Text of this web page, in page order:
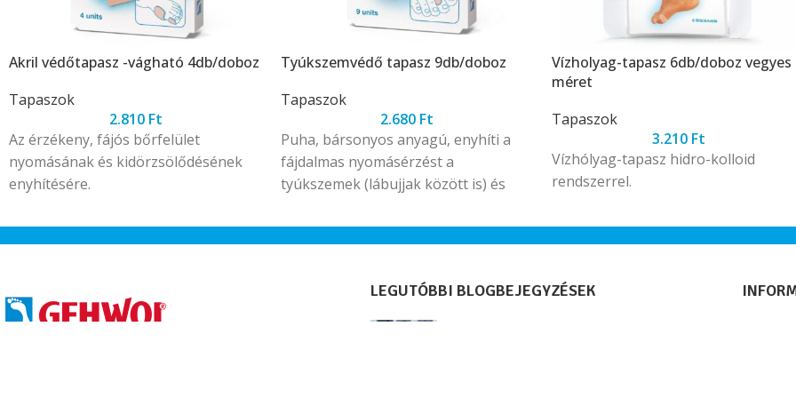
Akril védőtapasz -vágható 4db/doboz
Tapaszok
2.810 Ft
Az érzékeny, fájós bőrfelület
nyomásának és kidörzsölődésének
enyhítésére.
Tyúkszemvédő tapasz 9db/doboz
Tapaszok
2.680 Ft
Puha, bársonyos anyagú, enyhíti a
fájdalmas nyomásérzést a
tyúkszemek (lábujjak között is) és
Vízholyag-tapasz 6db/doboz vegyes
méret
Tapaszok
3.210 Ft
Vízhólyag-tapasz hidro-kolloid
rendszerrel.
LEGUTÓBBI BLOGBEJEGYZÉSEK